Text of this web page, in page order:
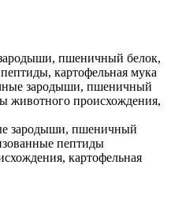
пшеничный белок,
картофельная мука
зародыши, пшеничный
животного происхождения,
зародыши, пшеничный
пептиды
картофельная